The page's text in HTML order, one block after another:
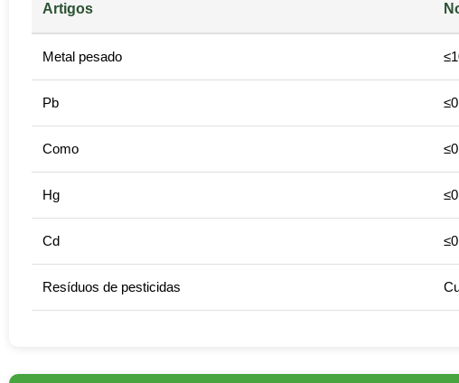
Artigos
Metal pesado
Pb
Como
Hg
Cd
Resíduos de pesticidas